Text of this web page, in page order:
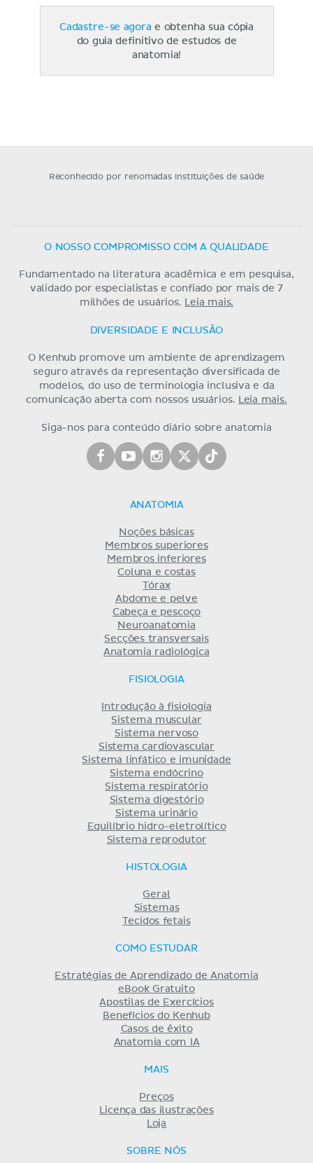
Cadastre-se agora e obtenha sua cópia
do guia definitivo de estudos de
anatomia!
Reconhecido por renomadas instituições de saúde
O NOSSO COMPROMISSO COM A QUALIDADE
Fundamentado na literatura acadêmica e em pesquisa,
validado por especialistas e confiado por mais de 7
milhões de usuários.
Leia mais.
DIVERSIDADE E INCLUSÃO
O Kenhub promove um ambiente de aprendizagem
seguro através da representação diversificada de
modelos, do uso de terminologia inclusiva e da
comunicação aberta com nossos usuários.
Leia mais.
Siga-nos para conteúdo diário sobre anatomia
ANATOMIA
Noções básicas
Membros superiores
Membros inferiores
Coluna e costas
Tórax
Abdome e pelve
Cabeça e pescoço
Neuroanatomia
Secções transversais
Anatomia radiológica
FISIOLOGIA
Introdução à fisiologia
Sistema muscular
Sistema nervoso
Sistema cardiovascular
Sistema linfático e imunidade
Sistema endócrino
Sistema respiratório
Sistema digestório
Sistema urinário
Equilíbrio hidro-eletrolítico
Sistema reprodutor
HISTOLOGIA
Geral
Sistemas
Tecidos fetais
COMO ESTUDAR
Estratégias de Aprendizado de Anatomia
eBook Gratuito
Apostilas de Exercícios
Benefícios do Kenhub
Casos de êxito
Anatomia com IA
MAIS
Preços
Licença das ilustrações
Loja
SOBRE NÓS